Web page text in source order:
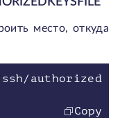
место, откуда
authorized
Copy